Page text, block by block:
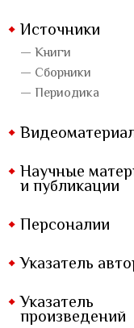
Источники
— Книги
— Сборники
— Периодика
Научные
и публикации
Персоналии
Указатель
Указатель
произведений